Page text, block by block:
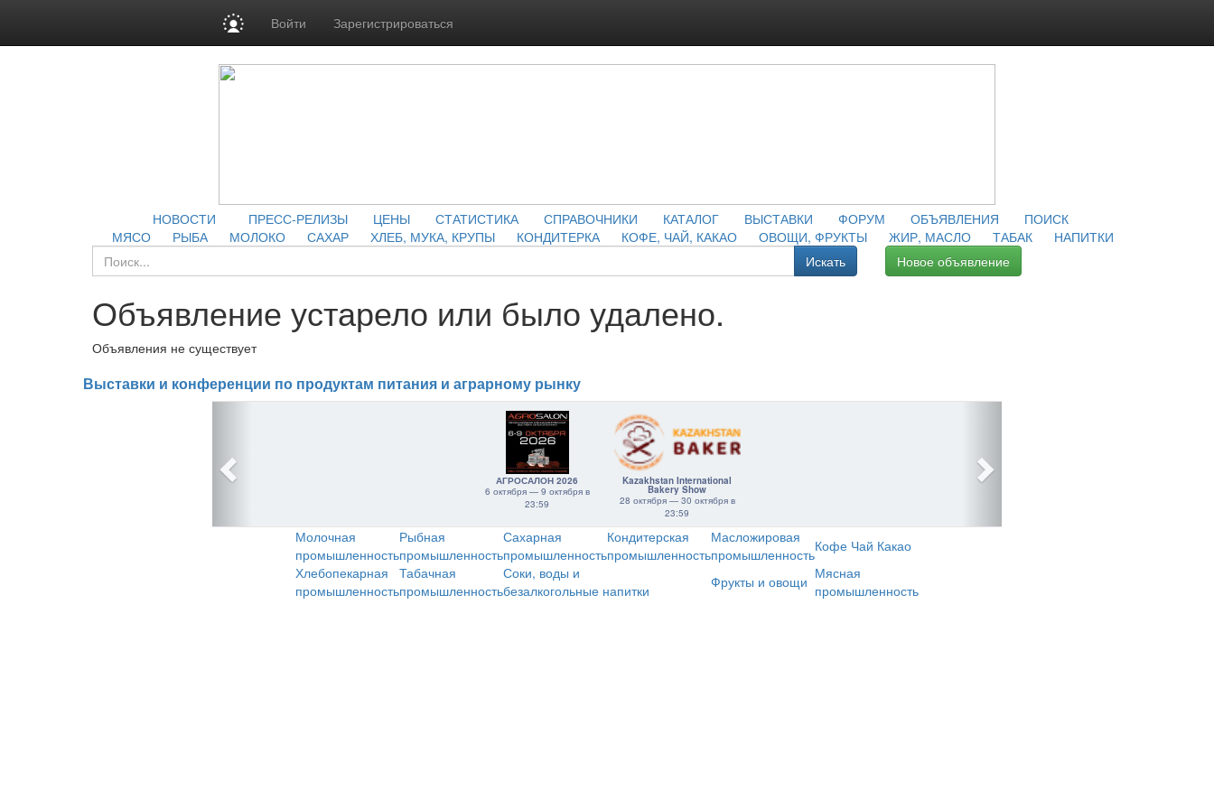
Войти Зарегистрироваться
НОВОСТИ ПРЕСС-РЕЛИЗЫ ЦЕНЫ СТАТИСТИКА СПРАВОЧНИКИ КАТАЛОГ ВЫСТАВКИ ФОРУМ ОБЪЯВЛЕНИЯ
ПОИСК
МЯСО
РЫБА МОЛОКО САХАР ХЛЕБ, МУКА, КРУПЫ КОНДИТЕРКА КОФЕ, ЧАЙ, КАКАО ОВОЩИ, ФРУКТЫ ЖИР, МАСЛО ТАБАК
НАПИТКИ
Искать
Новое объявление
Объявление устарело или было удалено.
Объявления не существует
Выставки и конференции по продуктам питания и аграрному рынку
АГРОСАЛОН 2026
6 октября — 9 октября в
23:59
Kazakhstan International
Bakery Show
28 октября — 30 октября в
23:59
Молочная
промышленность
Рыбная
промышленность
Сахарная
промышленность
Кондитерская
промышленность
Масложировая
промышленностьКофе Чай Какао
Хлебопекарная
промышленность
Табачная
промышленность
Соки, воды и
безалкогольные напитки
Фрукты и овощи Мясная
промышленность